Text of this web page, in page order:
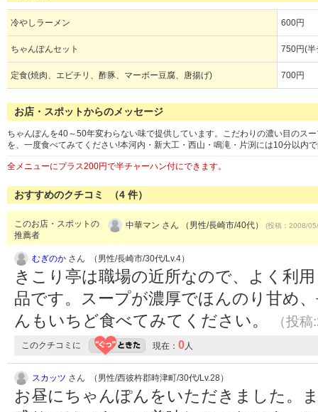
冷やしラーメン 600円
ちゃんぽんセット 750円(半
定食(焼肉、エビチリ、酢豚、マーボー豆腐、唐揚げ) 700円
お店・スポットからのメッセージ
ちゃんぽんを40～50年変わらない味で提供しています。こだわりの濃い目のス
を、一度食べてみてください!本河内・新大工・西山・鳴滝・片渕には10分以内
全メニューにプラス200円で半チャーハン付にできます。
おすすめのクチコミ （4 件）
このお店・スポットの
推薦者
中華マン さん （男性/長崎市/40代） (投稿：2008/
むぎのか さん （男性/長崎市/30代/Lv.4）
きこり亭は職場の近所なので、よく利
品です。スープが濃厚でほんのり甘め
んもいちど食べてみてください。
（投
このクチコミに 現在： 0人
スカッツ さん （男性/西彼杵郡時津町/30代/Lv.28）
お昼にちゃんぽんをいただきました。